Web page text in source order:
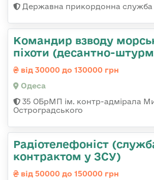
Державна прикордонна служба
Командир взводу
піхоти (десантно-
від 30000 до 130000 грн
Одеса
35 ОБрМП ім. контр-адмірала
Остроградського
Радіотелефоніст
контрактом у ЗСУ)
від 50000 до 150000 грн